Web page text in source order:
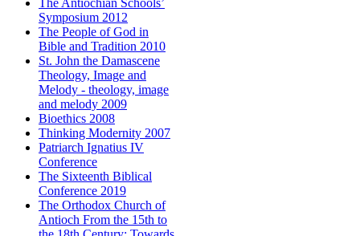
Symposium 2012
The People of God in
Bible and Tradition 2010
St. John the Damascene
Theology, Image and
Melody - theology, image
and melody 2009
Bioethics 2008
Thinking Modernity 2007
Patriarch Ignatius IV
Conference
The Sixteenth Biblical
Conference 2019
The Orthodox Church of
Antioch From the 15th to